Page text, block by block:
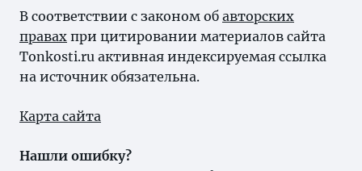
В соответствии с законом об авторских
правах при цитировании материалов сайта
Tonkosti.ru активная индексируемая ссылка
на источник обязательна.
Карта сайта
Нашли ошибку?